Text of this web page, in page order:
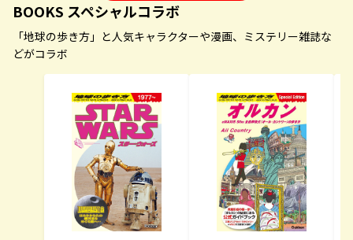
BOOKS スペシャルコラボ
「地球の歩き方」と人気キャラクターや漫画、ミステリー雑誌な
どがコラボ